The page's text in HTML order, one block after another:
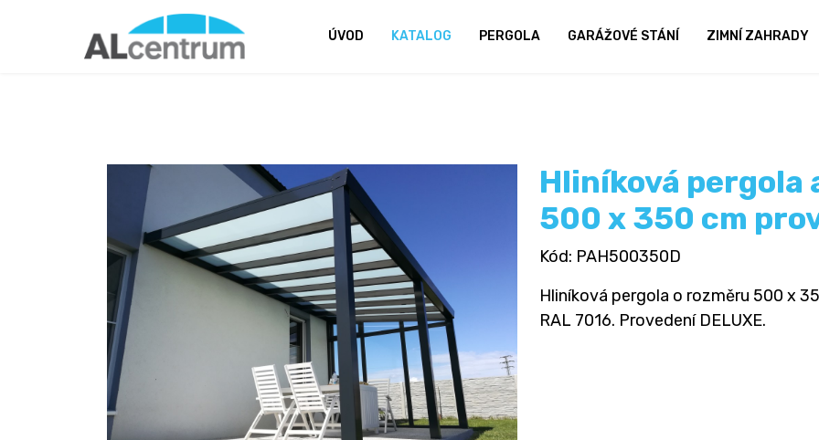
ÚVOD KATALOG PERGOLA GARÁŽOVÉ STÁNÍ ZIMNÍ ZAHRADY
Hliníková pergola
500 x 350 cm
Kód: PAH500350D
Hliníková pergola o rozměru 500 x
RAL 7016. Provedení DELUXE.